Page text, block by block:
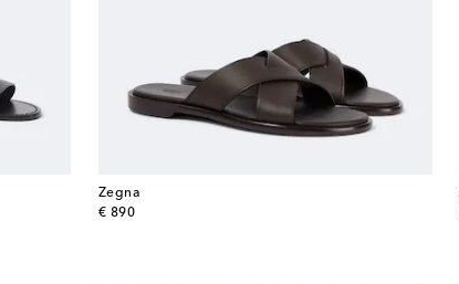
Zegna
€ 890
original price